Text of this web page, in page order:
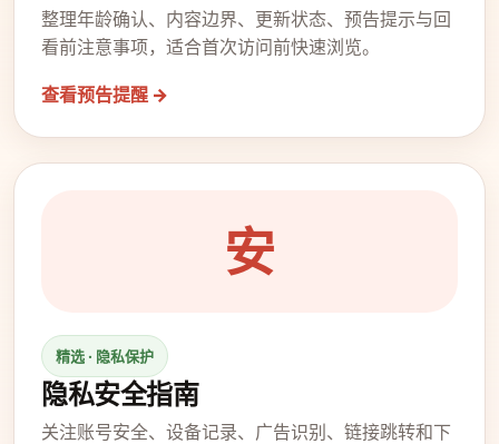
整理年龄确认、内容边界、更新状态、预告提示与回
看前注意事项，适合首次访问前快速浏览。
查看预告提醒 →
安
精选 · 隐私保护
隐私安全指南
关注账号安全、设备记录、广告识别、链接跳转和下